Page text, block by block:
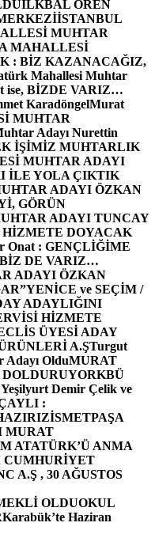
İLKBAL ÖREN
İSTANBUL
MUHTAR
MAHALLESİ
: BİZ KAZANACAĞIZ,
Mahallesi Muhtar
ise, BİZDE VARIZ…
KaradöngelMurat
MUHTAR
Adayı Nurettin
İŞİMİZ MUHTARLIK
MUHTAR ADAYI
İLE YOLA ÇIKTIK
ADAYI ÖZKAN
GÖRÜN
ADAYI TUNCAY
DOYACAK
Onat : GENÇLİĞİME
DE VARIZ…
ADAYI ÖZKAN
YENİCE ve SEÇİM /
ADAYLIĞINI
HİZMETE
ÜYESİ ADAY
A.ŞTurgut
OlduMURAT
KBÜ
Demir Çelik ve
:
İSMETPAŞA
MURAT
ATATÜRK’Ü ANMA
CUMHURİYET
A.Ş , 30 AĞUSTOS
OLDUOKUL
Karabük’te Haziran